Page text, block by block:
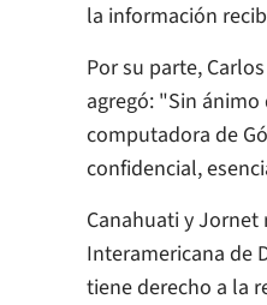
la información
Por su parte,
agregó: "Sin
computadora de
confidencial,
Canahuati y Jornet
Interamericana de
tiene derecho a la